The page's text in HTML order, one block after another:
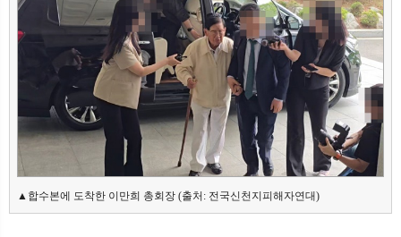
뉴 색
▲합수본에 도착한 이만희 총회장 (출처: 전국신천지피해자연대)